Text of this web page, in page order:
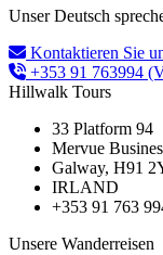
Unser Deutsch
Kontaktieren Sie
+353 91 763994
Hillwalk Tours
33 Platform 94
Mervue
Galway, H91
IRLAND
+353 91 763
Unsere Wanderreisen